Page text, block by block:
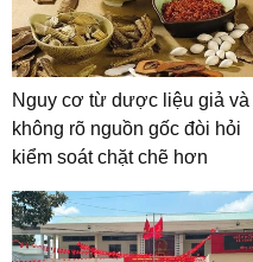
Nguy cơ từ dược liệu giả và
không rõ nguồn gốc đòi hỏi
kiểm soát chặt chẽ hơn